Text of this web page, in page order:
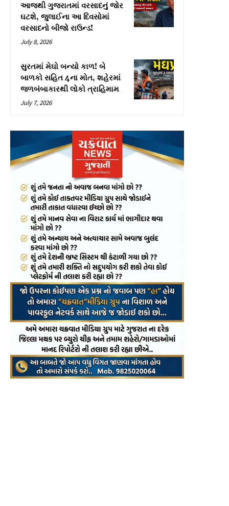
આજથી ગુજરાતમાં વરસાદનું જોર
ઘટશે, જુલાઈના આ દિવસોમાં
વરસાદનો બીજો રાઉન્ડ!
July 8, 2026
સુરતમાં મેઘો બન્યો કાળ! બે
બાળકો સહિત 4ના મોત, શહેરમાં
જળબંબાકારથી લોકો ત્રાહિમામ
July 7, 2026